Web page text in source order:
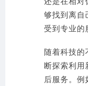
够找到离自
受到专业的
随着科技的
断探索利用
后服务。例